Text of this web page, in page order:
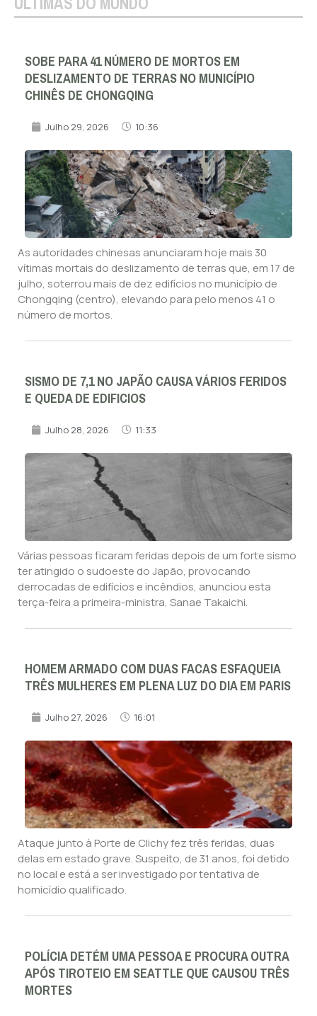
SOBE PARA 41 NÚMERO DE MORTOS EM
DESLIZAMENTO DE TERRAS NO MUNICÍPIO
CHINÊS DE CHONGQING
Julho 29, 2026 10:36
As autoridades chinesas anunciaram hoje mais 30
vítimas mortais do deslizamento de terras que, em 17 de
julho, soterrou mais de dez edifícios no município de
Chongqing (centro), elevando para pelo menos 41 o
número de mortos.
SISMO DE 7,1 NO JAPÃO CAUSA VÁRIOS FERIDOS
E QUEDA DE EDIFICIOS
Julho 28, 2026 11:33
Várias pessoas ficaram feridas depois de um forte sismo
ter atingido o sudoeste do Japão, provocando
derrocadas de edifícios e incêndios, anunciou esta
terça-feira a primeira-ministra, Sanae Takaichi.
HOMEM ARMADO COM DUAS FACAS ESFAQUEIA
TRÊS MULHERES EM PLENA LUZ DO DIA EM PARIS
Julho 27, 2026 16:01
Ataque junto à Porte de Clichy fez três feridas, duas
delas em estado grave. Suspeito, de 31 anos, foi detido
no local e está a ser investigado por tentativa de
homicídio qualificado.
POLÍCIA DETÉM UMA PESSOA E PROCURA OUTRA
APÓS TIROTEIO EM SEATTLE QUE CAUSOU TRÊS
MORTES